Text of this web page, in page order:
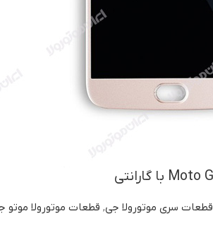
قطعات سری موتورولا جی, قطعات موتورولا موتو جی ۵ اس